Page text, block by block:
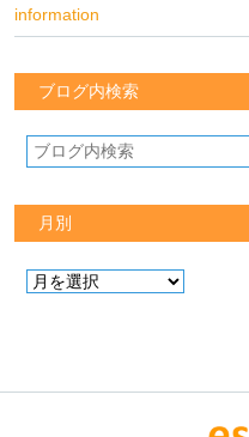
information
ブログ内検索
月別